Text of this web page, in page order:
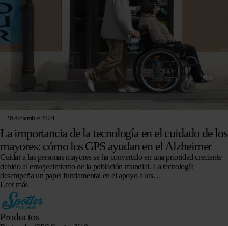
20 diciembre 2024
La importancia de la tecnología en el cuidado de los
mayores: cómo los GPS ayudan en el Alzheimer
Cuidar a las personas mayores se ha convertido en una prioridad creciente
debido al envejecimiento de la población mundial. La tecnología
desempeña un papel fundamental en el apoyo a los…
Leer más
Productos